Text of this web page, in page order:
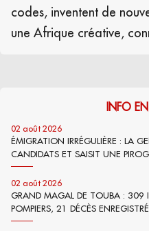
codes, inventent de
une Afrique créative,
INFO
02 août 2026
ÉMIGRATION IRRÉGULIÈRE : LA
CANDIDATS ET SAISIT UNE
02 août 2026
GRAND MAGAL DE TOUBA : 309
POMPIERS, 21 DÉCÈS